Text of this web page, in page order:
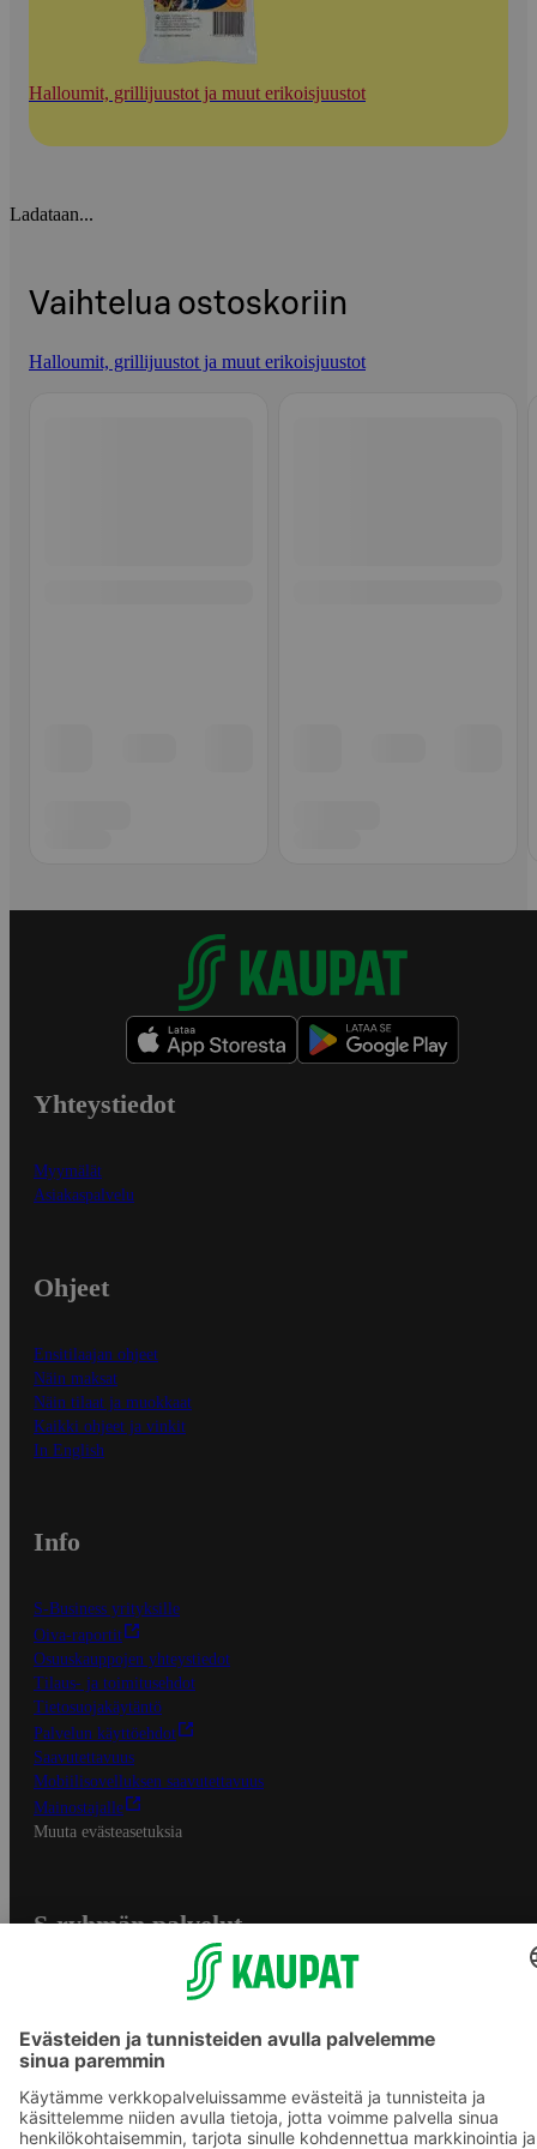
Halloumit, grillijuustot ja muut erikoisjuustot
Ladataan...
Vaihtelua ostoskoriin
Halloumit, grillijuustot ja muut erikoisjuustot
Yhteystiedot
Myymälät
Asiakaspalvelu
Ohjeet
Ensitilaajan ohjeet
Näin maksat
Näin tilaat ja muokkaat
Kaikki ohjeet ja vinkit
In English
Info
S-Business yrityksille
Oiva-raportit
Osuuskauppojen yhteystiedot
Tilaus- ja toimitusehdot
Tietosuojakäytäntö
Palvelun käyttöehdot
Saavutettavuus
Mobiilisovelluksen saavutettavuus
Mainostajalle
Muuta evästeasetuksia
S-ryhmän palvelut
Yhteishyvä Ruoka -sovellus
S-ostoslista -sovellus
Prisma.fi
Sokos.fi